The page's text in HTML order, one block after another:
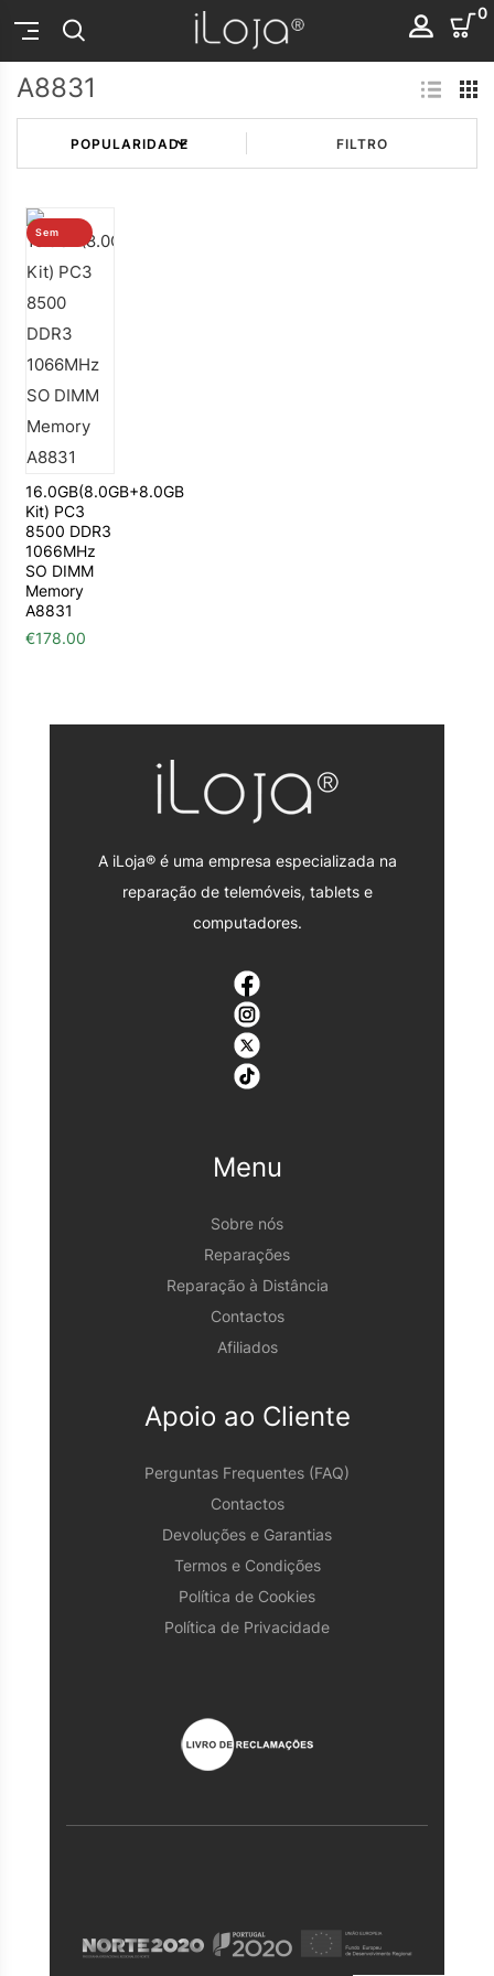
0
A8831
FILTRO
Sem
16.0GB(8.0GB+8.0GB
Kit) PC3
8500 DDR3
1066MHz
SO DIMM
Memory
A8831
€178.00
A iLoja® é uma empresa especializada na
reparação de telemóveis, tablets e
computadores.
Menu
Sobre nós
Reparações
Reparação à Distância
Contactos
Afiliados
Apoio ao Cliente
Perguntas Frequentes (FAQ)
Contactos
Devoluções e Garantias
Termos e Condições
Política de Cookies
Política de Privacidade